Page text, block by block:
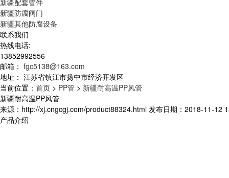
新疆配套管件
新疆防腐阀门
新疆其他防腐设备
联系我们
热线电话:
13852992556
邮箱： fgc5138@163.com
地址： 江苏省镇江市扬中市经济开发区
当前位置： 首页 > PP管 > 新疆耐高温PP风管
新疆耐高温PP风管
来源：http://xj.cngcgj.com/product88324.html 发布日期：2018-11-12
产品介绍